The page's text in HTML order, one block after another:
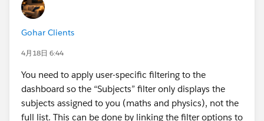
Gohar Clients
4月18日 6:44
You need to apply user-specific filtering to the
dashboard so the “Subjects” filter only displays the
subjects assigned to you (maths and physics), not the
full list. This can be done by linking the filter options to